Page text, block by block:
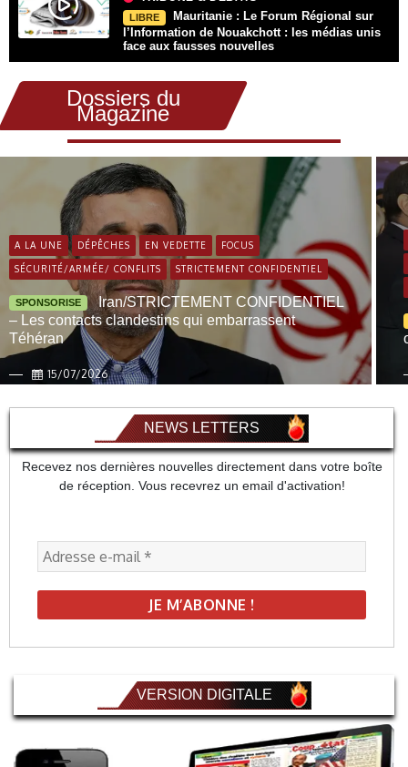
LIBRE
Mauritanie : Le Forum Régional sur
l’Information de Nouakchott : les médias unis
face aux fausses nouvelles
Dossiers du
Magazine
A LA UNE DÉPÊCHES EN VEDETTE FOCUS
SÉCURITÉ/ARMÉE/ CONFLITS STRICTEMENT CONFIDENTIEL
SPONSORISE
Iran/STRICTEMENT CONFIDENTIEL
– Les contacts clandestins qui embarrassent
Téhéran
15/07/2026
NEWS LETTERS
Recevez nos dernières nouvelles directement dans votre boîte
de réception. Vous recevrez un email d'activation!
VERSION DIGITALE